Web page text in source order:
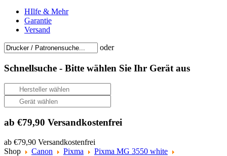
HIlfe & Mehr
Garantie
Versand
oder
Schnellsuche - Bitte wählen Sie Ihr Gerät aus
ab €79,90 Versandkostenfrei
ab €79,90 Versandkostenfrei
Shop
Canon Pixma Pixma MG 3550 white